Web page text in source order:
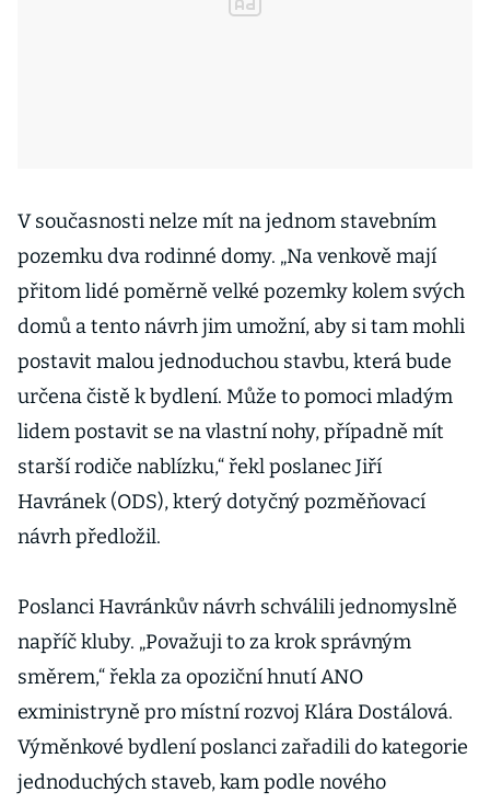
V současnosti nelze mít na jednom stavebním
pozemku dva rodinné domy. „Na venkově mají
přitom lidé poměrně velké pozemky kolem svých
domů a tento návrh jim umožní, aby si tam mohli
postavit malou jednoduchou stavbu, která bude
určena čistě k bydlení. Může to pomoci mladým
lidem postavit se na vlastní nohy, případně mít
starší rodiče nablízku,“ řekl poslanec Jiří
Havránek (ODS), který dotyčný pozměňovací
návrh předložil.
Poslanci Havránkův návrh schválili jednomyslně
napříč kluby. „Považuji to za krok správným
směrem,“ řekla za opoziční hnutí ANO
exministryně pro místní rozvoj Klára Dostálová.
Výměnkové bydlení poslanci zařadili do kategorie
jednoduchých staveb, kam podle nového